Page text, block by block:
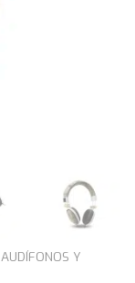
AUDÍFONOS Y